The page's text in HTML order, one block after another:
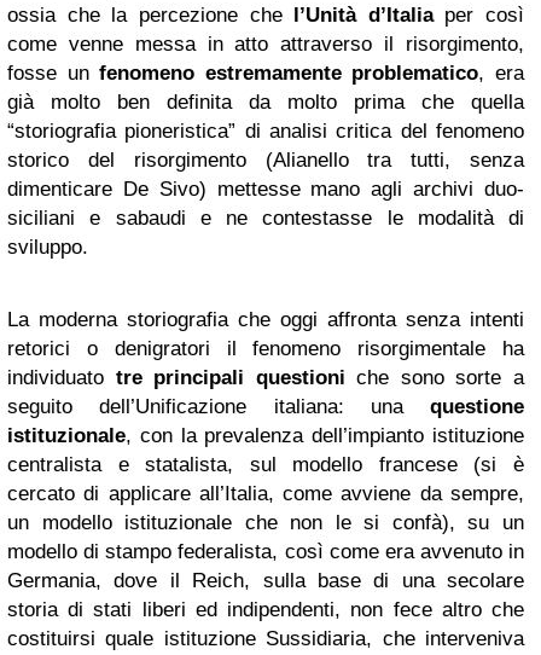
ossia che la percezione che
l’Unità d’Italiaper così
come venne messa in atto attraverso il risorgimento,
fosse unfenomeno estremamente problematico, era
già molto ben definita da molto prima che quella
“storiografia pioneristica” di analisi critica del fenomeno
storico del risorgimento (Alianello tra tutti, senza
dimenticare De Sivo) mettesse mano agli archivi duo-
siciliani e sabaudi e ne contestasse le modalità di
sviluppo.
La moderna storiografia che oggi affronta senza intenti
retorici o denigratori il fenomeno risorgimentale ha
individuato tre principali questioni che sono sorte a
seguito dell’Unificazione italiana: una questione
istituzionale, con la prevalenza dell’impianto istituzione
centralista e statalista, sul modello francese (si è
cercato di applicare all’Italia, come avviene da sempre,
un modello istituzionale che non le si confà), su un
modello di stampo federalista, così come era avvenuto in
Germania, dove il Reich, sulla base di una secolare
storia di stati liberi ed indipendenti, non fece altro che
costituirsi quale istituzione Sussidiaria, che interveniva